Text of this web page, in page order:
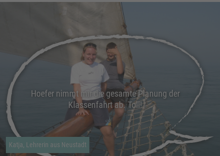
Hoefer nimmt mir die gesamte Planung der
Klassenfahrt ab. Toll!
Katja, Lehrerin aus Neustadt